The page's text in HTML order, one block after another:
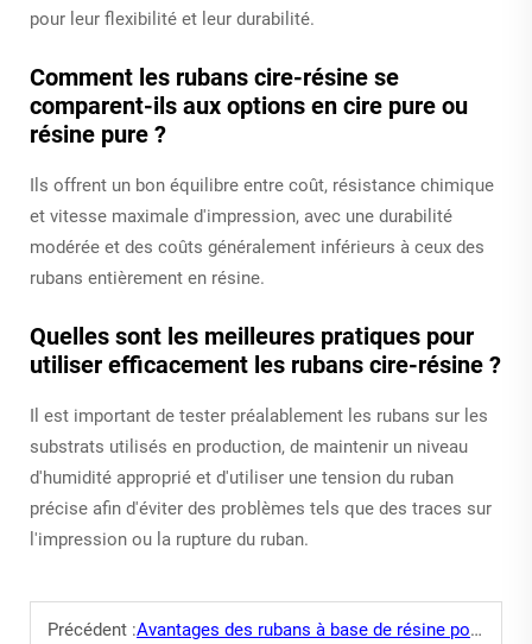
pour leur flexibilité et leur durabilité.
Comment les rubans cire-résine se
comparent-ils aux options en cire pure ou
résine pure ?
Ils offrent un bon équilibre entre coût, résistance chimique
et vitesse maximale d'impression, avec une durabilité
modérée et des coûts généralement inférieurs à ceux des
rubans entièrement en résine.
Quelles sont les meilleures pratiques pour
utiliser efficacement les rubans cire-résine ?
Il est important de tester préalablement les rubans sur les
substrats utilisés en production, de maintenir un niveau
d'humidité approprié et d'utiliser une tension du ruban
précise afin d'éviter des problèmes tels que des traces sur
l'impression ou la rupture du ruban.
Précédent :Avantages des rubans à base de résine pour étiquettes durables